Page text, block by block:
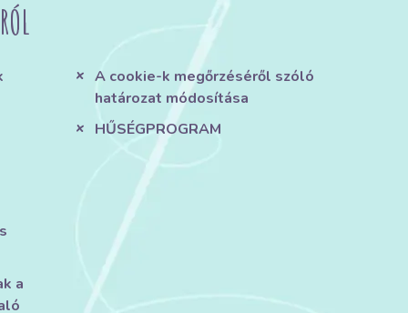
a
A cookie-k megőrzéséről szóló
határozat módosítása
HŰSÉGPROGRAM